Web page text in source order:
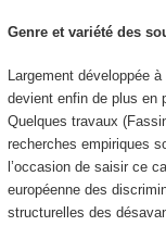
Genre et variété des
Largement développée
devient enfin de plus en
Quelques travaux
recherches empiriques
l’occasion de saisir ce
européenne des
structurelles des